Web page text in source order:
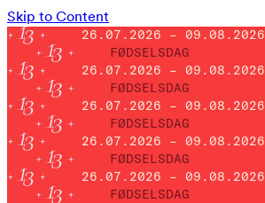
Skip to Content
26.07.2026 – 09.08.2026
FØDSELSDAG
26.07.2026 – 09.08.2026
FØDSELSDAG
26.07.2026 – 09.08.2026
FØDSELSDAG
26.07.2026 – 09.08.2026
FØDSELSDAG
26.07.2026 – 09.08.2026
FØDSELSDAG